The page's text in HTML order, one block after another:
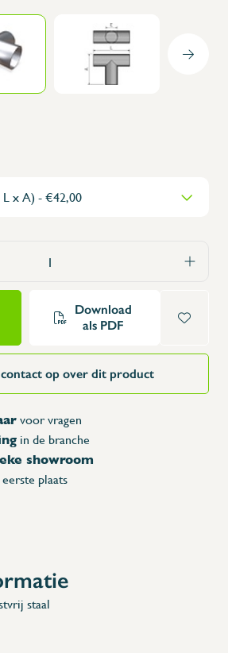
Download
als PDF
op over dit product
voor vragen
in de branche
showroom
plaats
staal